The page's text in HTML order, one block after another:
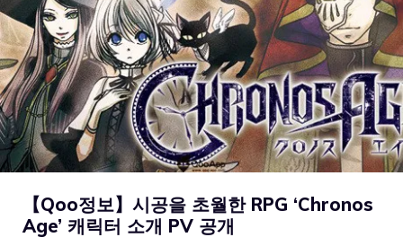
【Qoo정보】시공을 초월한 RPG ‘Chronos
Age’ 캐릭터 소개 PV 공개